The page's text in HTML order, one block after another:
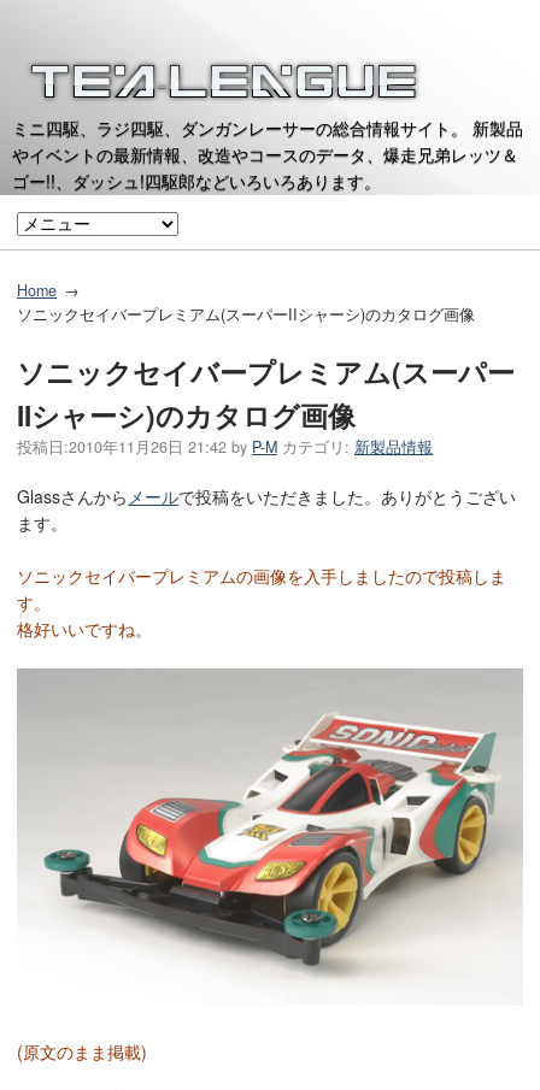
ミニ四駆、ラジ四駆、ダンガンレーサーの総合情報サイト。 新製品
やイベントの最新情報、改造やコースのデータ、爆走兄弟レッツ＆
ゴー!!、ダッシュ!四駆郎などいろいろあります。
Home
ソニックセイバープレミアム(スーパーIIシャーシ)のカタログ画像
ソニックセイバープレミアム(スーパー
IIシャーシ)のカタログ画像
投稿日:2010年11月26日 21:42 by P-M カテゴリ: 新製品情報
Glassさんから メールで投稿をいただきました。ありがとうござい
ます。
ソニックセイバープレミアムの画像を入手しましたので投稿しま
す。
格好いいですね。
(原文のまま掲載)